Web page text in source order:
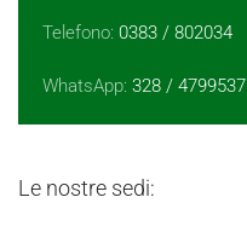
Telefono: 0383 / 802034
WhatsApp: 328 / 4799537
Le nostre sedi: